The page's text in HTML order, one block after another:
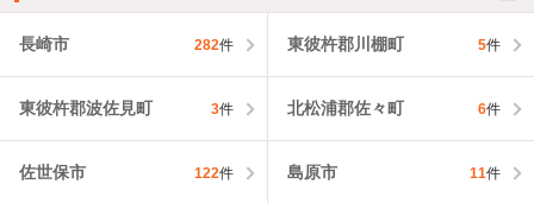
長崎市 282件 東彼杵郡川棚町 5件
東彼杵郡波佐見町 3件 北松浦郡佐々町 6件
佐世保市 122件 島原市 11件